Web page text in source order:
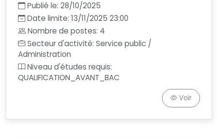
Publié le: 28/10/2025
Date limite: 13/11/2025 23:00
Nombre de postes: 4
Secteur d'activité: Service public /
Administration
Niveau d'études requis:
QUALIFICATION_AVANT_BAC
Voir